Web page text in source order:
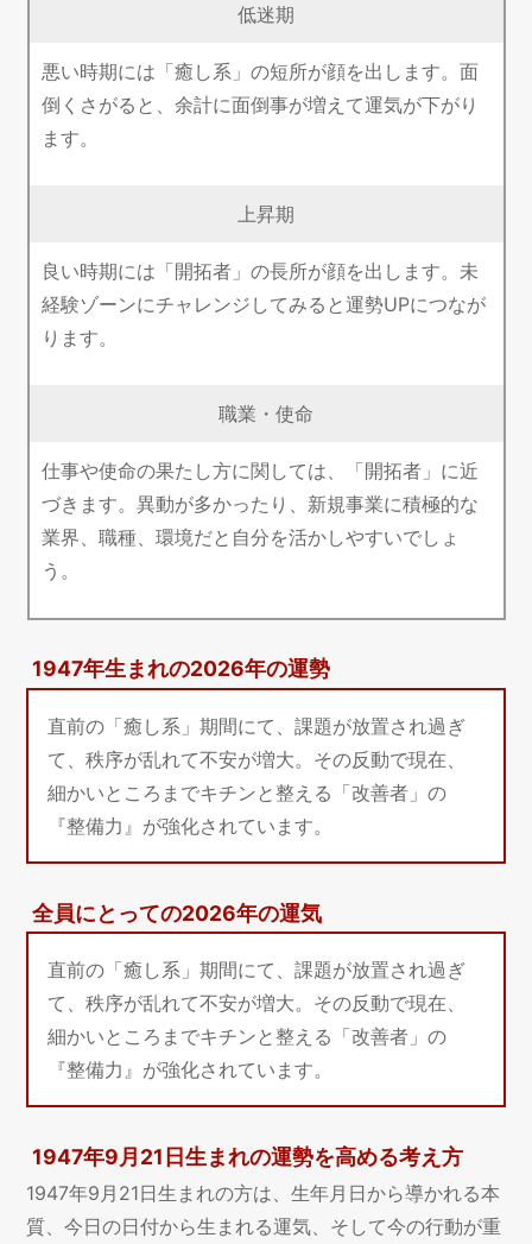
低迷期
悪い時期には「癒し系」の短所が顔を出します。面
倒くさがると、余計に面倒事が増えて運気が下がり
ます。
上昇期
良い時期には「開拓者」の長所が顔を出します。未
経験ゾーンにチャレンジしてみると運勢UPにつなが
ります。
職業・使命
仕事や使命の果たし方に関しては、「開拓者」に近
づきます。異動が多かったり、新規事業に積極的な
業界、職種、環境だと自分を活かしやすいでしょ
う。
1947年生まれの2026年の運勢
直前の「癒し系」期間にて、課題が放置され過ぎ
て、秩序が乱れて不安が増大。その反動で現在、
細かいところまでキチンと整える「改善者」の
『整備力』が強化されています。
全員にとっての2026年の運気
直前の「癒し系」期間にて、課題が放置され過ぎ
て、秩序が乱れて不安が増大。その反動で現在、
細かいところまでキチンと整える「改善者」の
『整備力』が強化されています。
1947年9月21日生まれの運勢を高める考え方
1947年9月21日生まれの方は、生年月日から導かれる本
質、今日の日付から生まれる運気、そして今の行動が重